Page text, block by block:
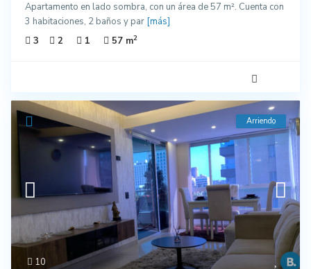
Apartamento en lado sombra, con un área de 57 m². Cuenta con
3 habitaciones, 2 baños y par [más]
3
2 1 57 m2
10
Arriendo